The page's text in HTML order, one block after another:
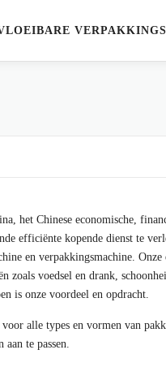
het Chinese economische,
efficiënte kopende dienst te
en verpakkingsmachine.
zoals voedsel en drank,
is onze voordeel en opdracht.
alle types en vormen van
te passen.